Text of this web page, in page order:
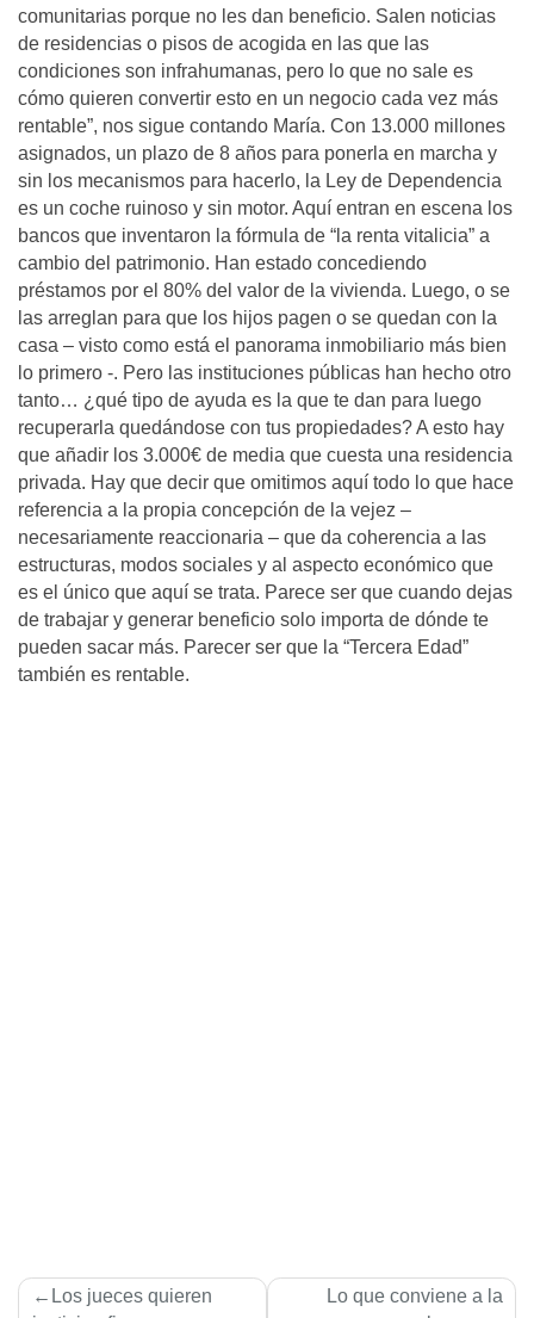
comunitarias porque no les dan beneficio. Salen noticias
de residencias o pisos de acogida en las que las
condiciones son infrahumanas, pero lo que no sale es
cómo quieren convertir esto en un negocio cada vez más
rentable”, nos sigue contando María. Con 13.000 millones
asignados, un plazo de 8 años para ponerla en marcha y
sin los mecanismos para hacerlo, la Ley de Dependencia
es un coche ruinoso y sin motor. Aquí entran en escena los
bancos que inventaron la fórmula de “la renta vitalicia” a
cambio del patrimonio. Han estado concediendo
préstamos por el 80% del valor de la vivienda. Luego, o se
las arreglan para que los hijos pagen o se quedan con la
casa – visto como está el panorama inmobiliario más bien
lo primero -. Pero las instituciones públicas han hecho otro
tanto… ¿qué tipo de ayuda es la que te dan para luego
recuperarla quedándose con tus propiedades? A esto hay
que añadir los 3.000€ de media que cuesta una residencia
privada. Hay que decir que omitimos aquí todo lo que hace
referencia a la propia concepción de la vejez –
necesariamente reaccionaria – que da coherencia a las
estructuras, modos sociales y al aspecto económico que
es el único que aquí se trata. Parece ser que cuando dejas
de trabajar y generar beneficio solo importa de dónde te
pueden sacar más. Parecer ser que la “Tercera Edad”
también es rentable.
Navegación
Los jueces quieren
Lo que conviene a la